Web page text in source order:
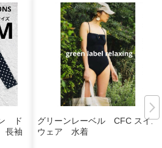
ド
長袖
グリーンレーベル CFC スイム
ウェア 水着